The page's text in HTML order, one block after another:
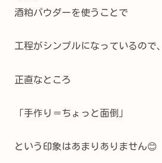
酒粕パウダーを使うことで
工程がシンプルになっているので、
正直なところ
「手作り＝ちょっと面倒」
という印象はあまりありません😊